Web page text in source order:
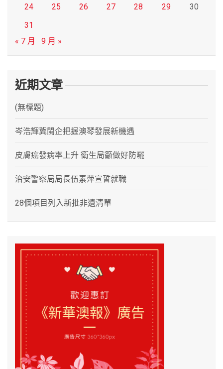
24 25 26 27 28 29
30
31
« 7 月
9 月 »
近期文章
(無標題)
岑浩輝冀閩企把握澳琴發展新機遇
皮膚癌發病率上升 衛生局籲做好防曬
治安警察局局長伍素萍宣誓就職
28個項目列入新批非遺清單